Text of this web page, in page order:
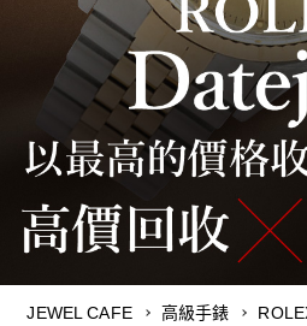
JEWEL CAFE 高級手錶